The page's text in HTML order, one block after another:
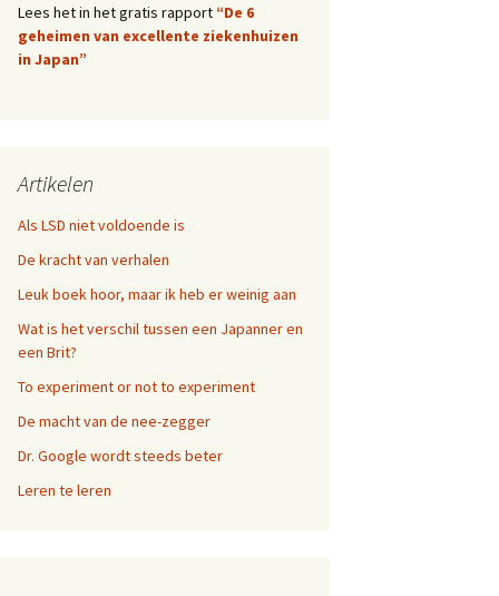
Lees het in het gratis rapport “De 6
geheimen van excellente ziekenhuizen
in Japan”
Artikelen
Als LSD niet voldoende is
De kracht van verhalen
Leuk boek hoor, maar ik heb er weinig aan
Wat is het verschil tussen een Japanner en
een Brit?
To experiment or not to experiment
De macht van de nee-zegger
Dr. Google wordt steeds beter
Leren te leren